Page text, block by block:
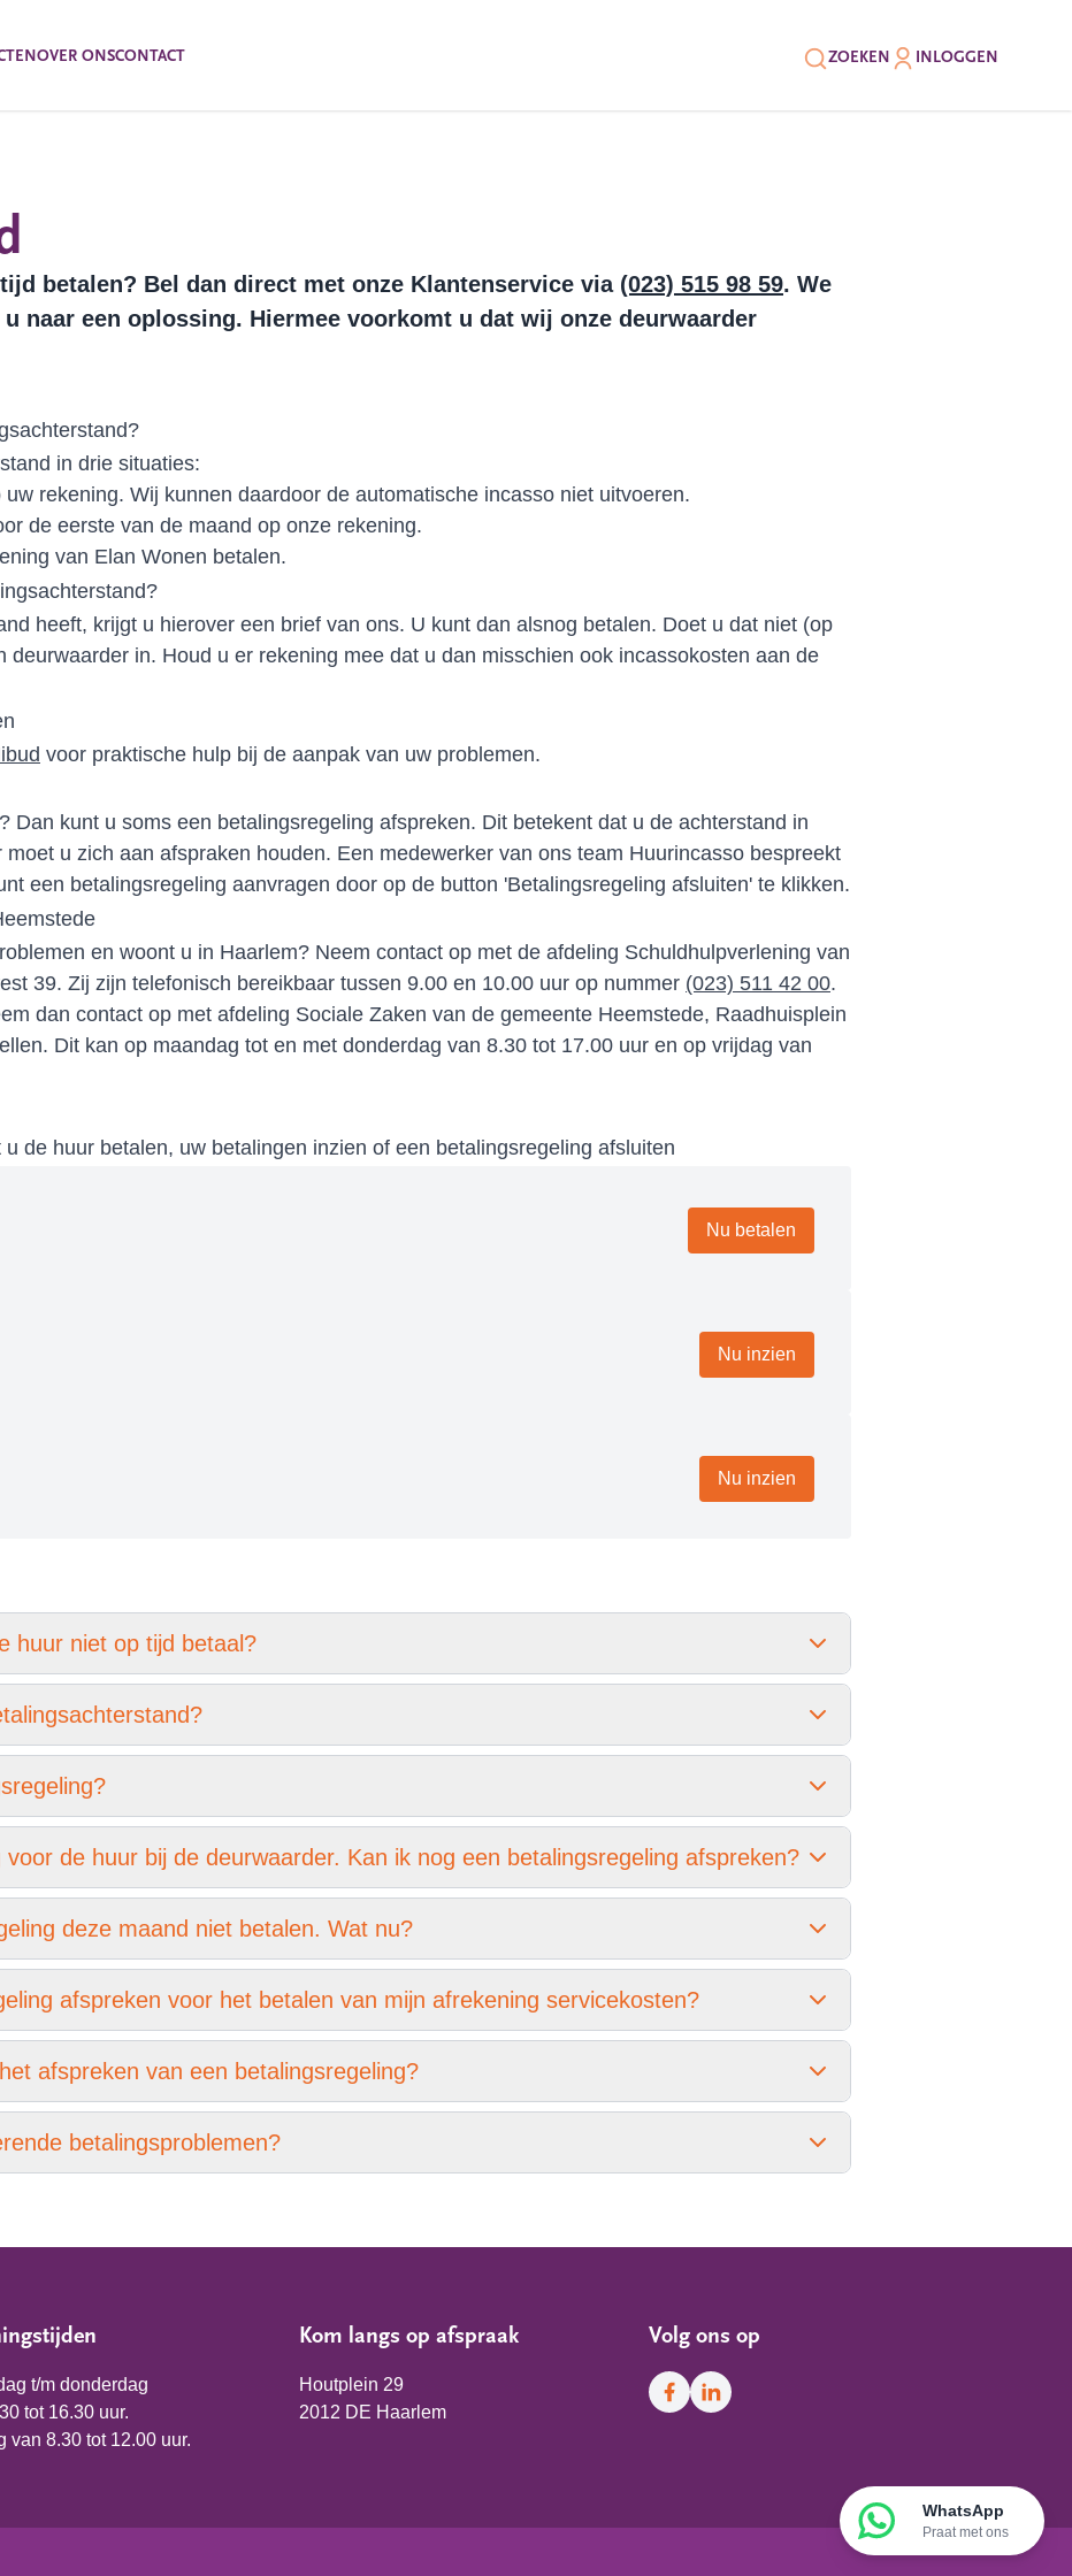
OVER ONSCONTACT ZOEKEN INLOGGEN
betalen? Bel dan direct met onze Klantenservice via (023) 515 98 59. We
naar een oplossing. Hiermee voorkomt u dat wij onze deurwaarder
in drie situaties:
rekening. Wij kunnen daardoor de automatische incasso niet uitvoeren.
de eerste van de maand op onze rekening.
van Elan Wonen betalen.
heeft, krijgt u hierover een brief van ons. U kunt dan alsnog betalen. Doet u dat niet (op
deurwaarder in. Houd u er rekening mee dat u dan misschien ook incassokosten aan de
voor praktische hulp bij de aanpak van uw problemen.
Dan kunt u soms een betalingsregeling afspreken. Dit betekent dat u de achterstand in
u zich aan afspraken houden. Een medewerker van ons team Huurincasso bespreekt
een betalingsregeling aanvragen door op de button 'Betalingsregeling afsluiten' te klikken.
en woont u in Haarlem? Neem contact op met de afdeling Schuldhulpverlening van
39. Zij zijn telefonisch bereikbaar tussen 9.00 en 10.00 uur op nummer (023) 511 42 00.
dan contact op met afdeling Sociale Zaken van de gemeente Heemstede, Raadhuisplein
Dit kan op maandag tot en met donderdag van 8.30 tot 17.00 uur en op vrijdag van
de huur betalen, uw betalingen inzien of een betalingsregeling afsluiten
Nu betalen
Nu inzien
Nu inzien
huur niet op tijd betaal?
de huur bij de deurwaarder. Kan ik nog een betalingsregeling afspreken?
deze maand niet betalen. Wat nu?
afspreken voor het betalen van mijn afrekening servicekosten?
afspreken van een betalingsregeling?
betalingsproblemen?
t/m donderdag
tot 16.30 uur.
van 8.30 tot 12.00 uur.
Kom langs op afspraak
Houtplein 29
2012 DE Haarlem
Volg ons op
Facebook
LinkedIn
WhatsApp
Praat met ons